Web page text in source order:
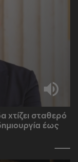
χτίζει σταθερό
έως